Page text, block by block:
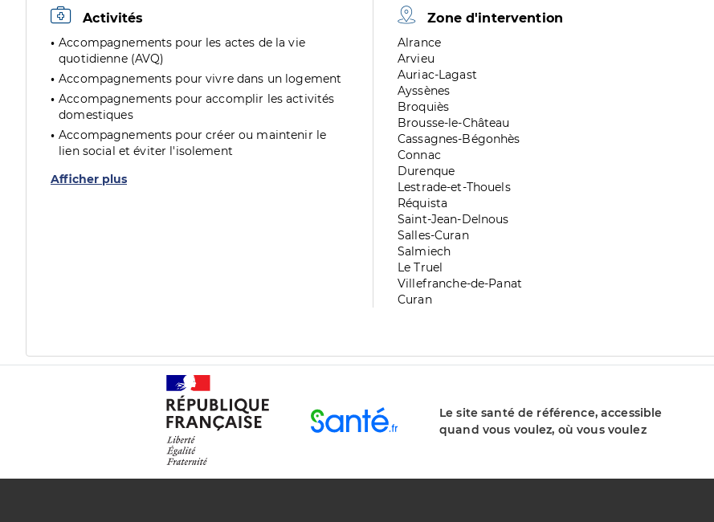
Activités
Accompagnements pour les actes de la vie
quotidienne (AVQ)
Accompagnements pour vivre dans un logement
Accompagnements pour accomplir les activités
domestiques
Accompagnements pour créer ou maintenir le
lien social et éviter l'isolement
Afficher plus
Zone d'intervention
Zone
de
division
Alrance
Zone
de
division
Arvieu
Zone
de
division
Auriac-Lagast
Zone
de
division
Ayssènes
Zone
de
division
Broquiès
Zone
de
division
Brousse-le-Château
Zone
de
division
Cassagnes-Bégonhès
Zone
de
division
Connac
Zone
de
division
Durenque
Zone
de
division
Lestrade-et-Thouels
Zone
de
division
Réquista
Zone
de
division
Saint-Jean-Delnous
Zone
de
division
Salles-Curan
Zone
de
division
Salmiech
Zone
de
division
Le Truel
Zone
de
Villefranche-de-Panat
Zone
Curan
Le site santé de référence, accessible
quand vous voulez, où vous voulez